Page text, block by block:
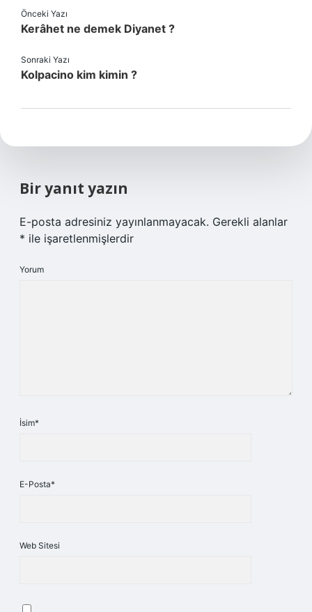
Önceki Yazı
Kerâhet ne demek Diyanet ?
Sonraki Yazı
Kolpacino kim kimin ?
Bir yanıt yazın
E-posta adresiniz yayınlanmayacak. Gerekli alanlar
* ile işaretlenmişlerdir
Yorum
İsim*
E-Posta*
Web Sitesi